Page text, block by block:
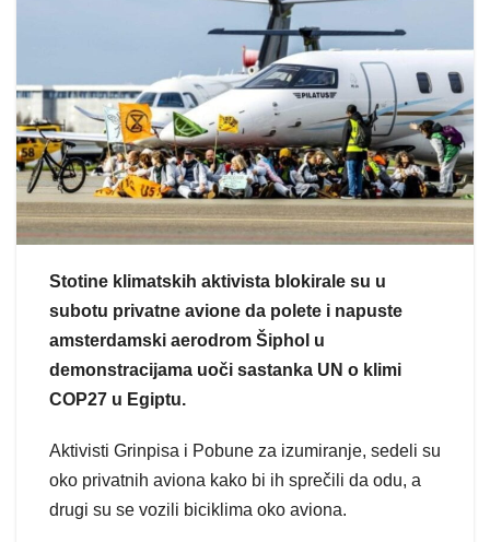
Stotine klimatskih aktivista blokirale su u
subotu privatne avione da polete i napuste
amsterdamski aerodrom Šiphol u
demonstracijama uoči sastanka UN o klimi
COP27 u Egiptu.
Aktivisti Grinpisa i Pobune za izumiranje, sedeli su
oko privatnih aviona kako bi ih sprečili da odu, a
drugi su se vozili biciklima oko aviona.